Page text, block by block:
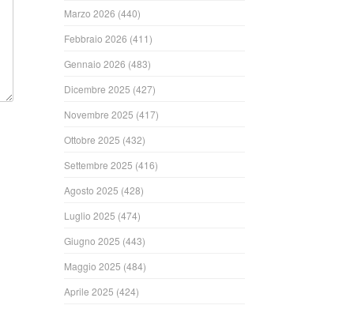
Marzo 2026 (440)
Febbraio 2026 (411)
Gennaio 2026 (483)
Dicembre 2025 (427)
Novembre 2025 (417)
Ottobre 2025 (432)
Settembre 2025 (416)
Agosto 2025 (428)
Luglio 2025 (474)
Giugno 2025 (443)
Maggio 2025 (484)
Aprile 2025 (424)